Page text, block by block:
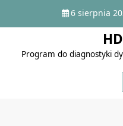
content
6 sierpnia
Program do diagnostyki